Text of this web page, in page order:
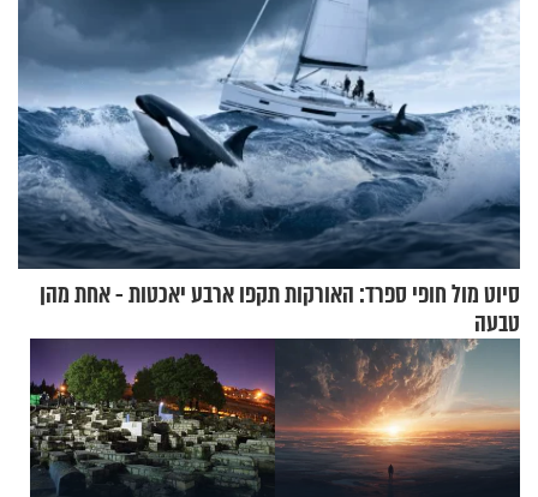
סיוט מול חופי ספרד: האורקות תקפו ארבע יאכטות - אחת מהן
טבעה